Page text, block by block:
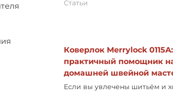
Статьи
Коверлок Merrylock 0115A:
практичный помощник
домашней швейной
Если вы увлечены шитьём и